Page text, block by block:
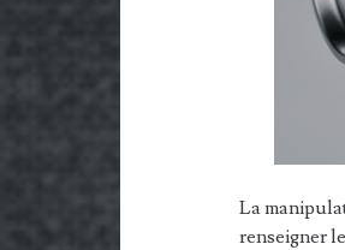
La
renseigner